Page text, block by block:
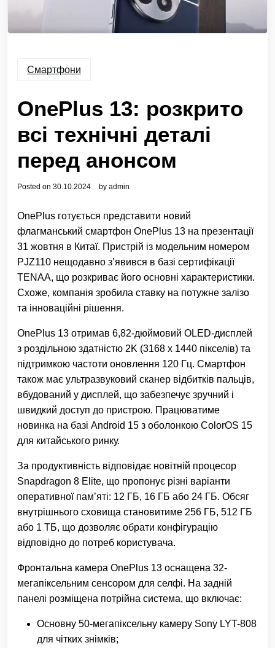
Смартфони
OnePlus 13: розкрито
всі технічні деталі
перед анонсом
Posted on 30.10.2024 by admin
OnePlus готується представити новий
флагманський смартфон OnePlus 13 на презентації
31 жовтня в Китаї. Пристрій із модельним номером
PJZ110 нещодавно з’явився в базі сертифікації
TENAA, що розкриває його основні характеристики.
Схоже, компанія зробила ставку на потужне залізо
та інноваційні рішення.
OnePlus 13 отримав 6,82-дюймовий OLED-дисплей
з роздільною здатністю 2K (3168 x 1440 пікселів) та
підтримкою частоти оновлення 120 Гц. Смартфон
також має ультразвуковий сканер відбитків пальців,
вбудований у дисплей, що забезпечує зручний і
швидкий доступ до пристрою. Працюватиме
новинка на базі Android 15 з оболонкою ColorOS 15
для китайського ринку.
За продуктивність відповідає новітній процесор
Snapdragon 8 Elite, що пропонує різні варіанти
оперативної пам’яті: 12 ГБ, 16 ГБ або 24 ГБ. Обсяг
внутрішнього сховища становитиме 256 ГБ, 512 ГБ
або 1 ТБ, що дозволяє обрати конфігурацію
відповідно до потреб користувача.
Фронтальна камера OnePlus 13 оснащена 32-
мегапіксельним сенсором для селфі. На задній
панелі розміщена потрійна система, що включає:
Основну 50-мегапіксельну камеру Sony LYT-808
для чітких знімків;